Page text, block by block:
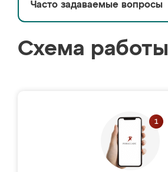
Часто задаваемые вопросы
Схема работы